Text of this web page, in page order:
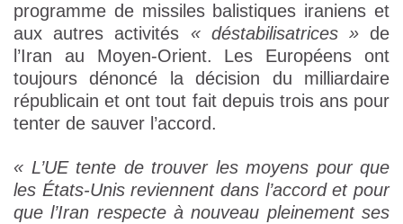
programme de missiles balistiques iraniens et
aux autres activités « déstabilisatrices »de
l’Iran au Moyen-Orient. Les Européens ont
toujours dénoncé la décision du milliardaire
républicain et ont tout fait depuis trois ans pour
tenter de sauver l’accord.
« L’UE tente de trouver les moyens pour que
les États-Unis reviennent dans l’accord et pour
que l’Iran respecte à nouveau pleinement ses